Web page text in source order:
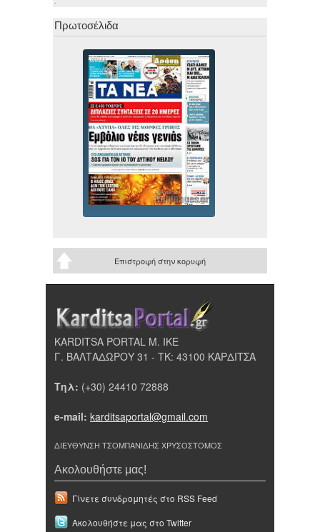
Πρωτοσέλιδα
Επιστροφή στην κορυφή
KARDITSA PORTAL Μ. ΙΚΕ
Γ. ΒΑΛΤΑΔΩΡΟΥ 31 - ΤΚ: 43100 ΚΑΡΔΙΤΣΑ
Τηλ: (+30) 24410 72888
e-mail: karditsaportal@gmail.com
ΔΙΕΥΘΥΝΣΗ ΤΣΟΜΠΑΝΙΔΗΣ ΧΡΥΣΟΣΤΟΜΟΣ
Ακολουθήστε μας!
Γίνετε συνδρομητές στο RSS Feed
Ακολουθήστε μας στο Twitter